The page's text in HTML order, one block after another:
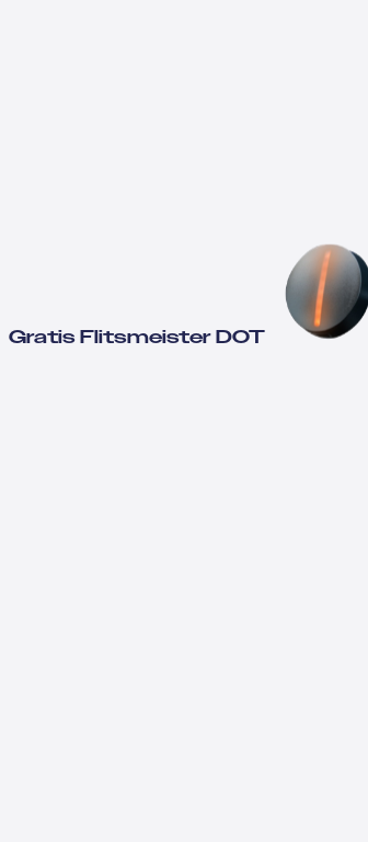
Gratis Flitsmeister DOT